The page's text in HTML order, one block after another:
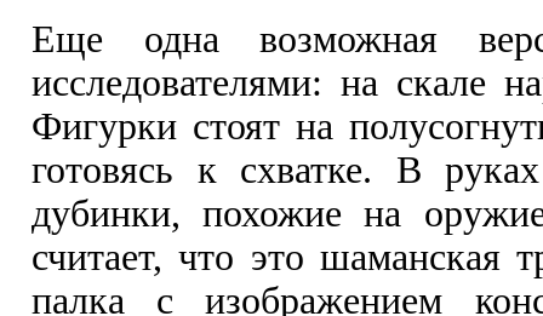
Еще одна возможная
исследователями: на скале
Фигурки стоят на
готовясь к схватке. В
дубинки, похожие на
считает, что это шаманская
палка с изображением